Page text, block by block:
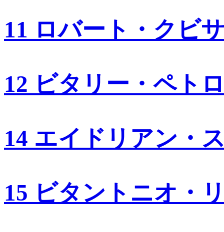
11 ロバート・クビ
12 ビタリー・ペト
14 エイドリアン・
15 ビタントニオ・